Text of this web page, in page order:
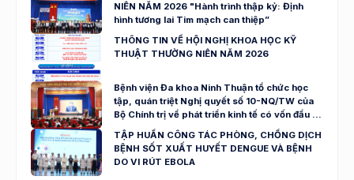
NIÊN NĂM 2026 "Hành trình thập kỷ: Định
hình tương lai Tim mạch can thiệp”
THÔNG TIN VỀ HỘI NGHỊ KHOA HỌC KỸ
THUẬT THƯỜNG NIÊN NĂM 2026
Bệnh viện Đa khoa Ninh Thuận tổ chức học
tập, quán triệt Nghị quyết số 10-NQ/TW của
Bộ Chính trị về phát triển kinh tế có vốn đầu tư
nước ngoài
TẬP HUẤN CÔNG TÁC PHÒNG, CHỐNG DỊCH
BỆNH SỐT XUẤT HUYẾT DENGUE VÀ BỆNH
DO VI RÚT EBOLA